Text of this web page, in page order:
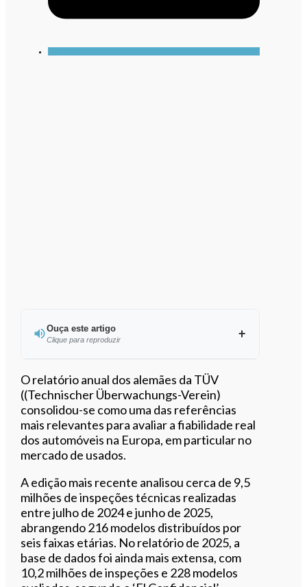
Ouça este artigo
Clique para reproduzir
Ouvir este artigo
O relatório anual dos alemães da TÜV
((Technischer Überwachungs-Verein)
consolidou-se como uma das referências
mais relevantes para avaliar a fiabilidade real
dos automóveis na Europa, em particular no
mercado de usados.
A edição mais recente analisou cerca de 9,5
milhões de inspeções técnicas realizadas
entre julho de 2024 e junho de 2025,
abrangendo 216 modelos distribuídos por
seis faixas etárias. No relatório de 2025, a
base de dados foi ainda mais extensa, com
10,2 milhões de inspeções e 228 modelos